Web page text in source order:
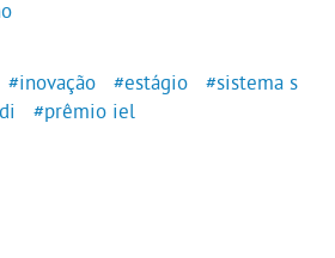
#inovação #estágio
#sistema s
#prêmio iel